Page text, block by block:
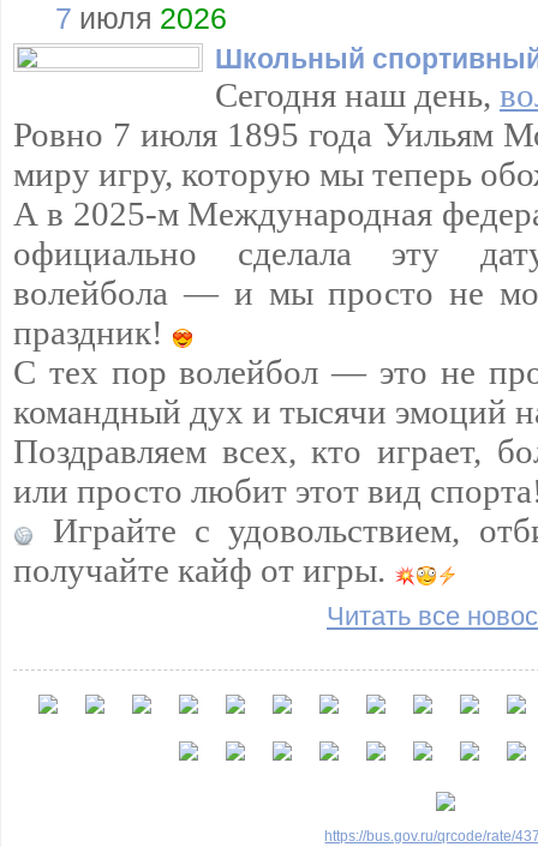
7 июля 2026
Школьный
Сегодня наш день,
Ровно 7 июля 1895 года Уильям
миру игру, которую мы теперь
А в 2025-м Международная
официально сделала эту
волейбола — и мы просто не
праздник!
С тех пор волейбол — это не
командный дух и тысячи эмоций
Поздравляем всех, кто играет,
или просто любит этот вид
Играйте с удовольствием,
получайте кайф от игры.
Читать все
https://bus.gov.ru/qrcode/rate/